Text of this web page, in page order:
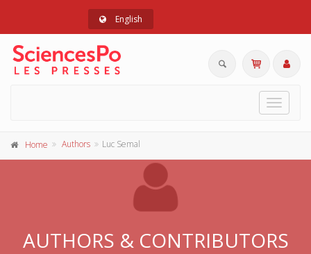
English
Toggle
Home Authors Luc Semal
AUTHORS & CONTRIBUTORS